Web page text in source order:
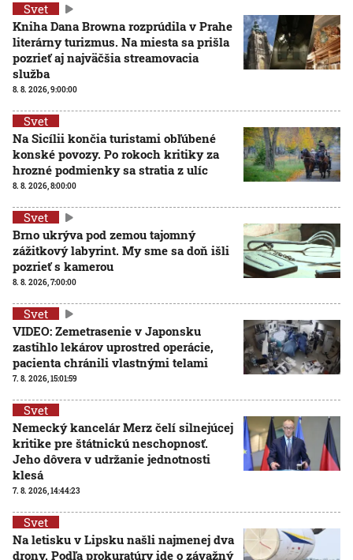
Svet
Kniha Dana Browna rozprúdila v Prahe
literárny turizmus. Na miesta sa prišla
pozrieť aj najväčšia streamovacia
služba
8. 8. 2026, 9:00:00
Svet
Na Sicílii končia turistami obľúbené
konské povozy. Po rokoch kritiky za
hrozné podmienky sa stratia z ulíc
8. 8. 2026, 8:00:00
Svet
Brno ukrýva pod zemou tajomný
zážitkový labyrint. My sme sa doň išli
pozrieť s kamerou
8. 8. 2026, 7:00:00
Svet
VIDEO: Zemetrasenie v Japonsku
zastihlo lekárov uprostred operácie,
pacienta chránili vlastnými telami
7. 8. 2026, 15:01:59
Svet
Nemecký kancelár Merz čelí silnejúcej
kritike pre štátnickú neschopnosť.
Jeho dôvera v udržanie jednotnosti
klesá
7. 8. 2026, 14:44:23
Svet
Na letisku v Lipsku našli najmenej dva
drony. Podľa prokuratúry ide o závažný